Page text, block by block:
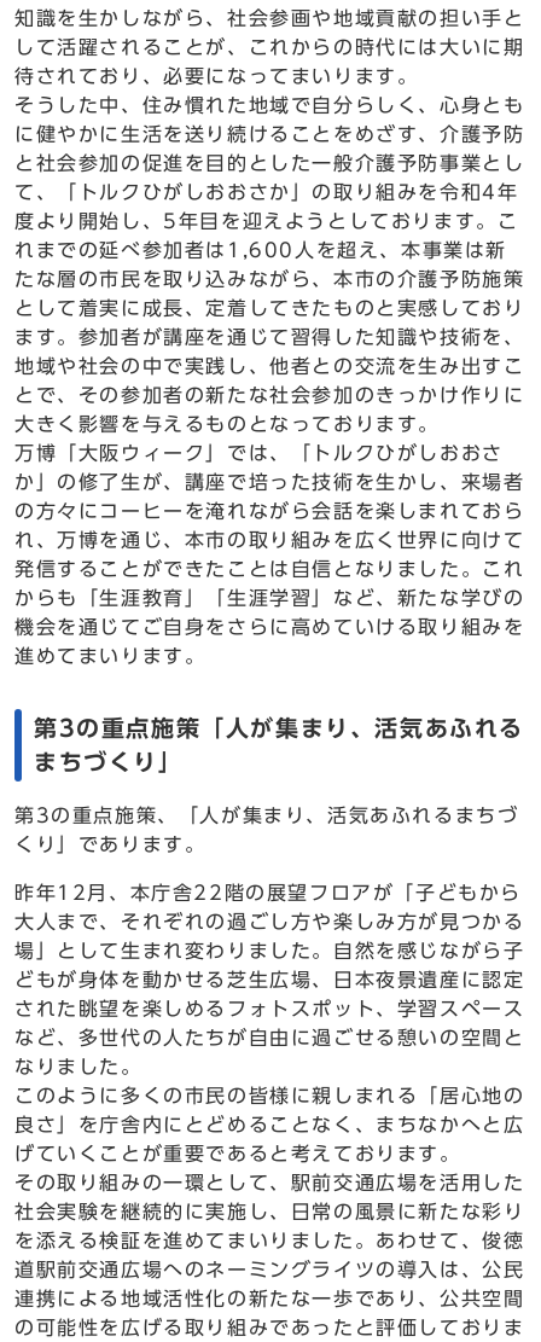
知識を生かしながら、社会参画や地域貢献の担い手と
して活躍されることが、これからの時代には大いに期
待されており、必要になってまいります。
そうした中、住み慣れた地域で自分らしく、心身とも
に健やかに生活を送り続けることをめざす、介護予防
と社会参加の促進を目的とした一般介護予防事業とし
て、「トルクひがしおおさか」の取り組みを令和4年
度より開始し、5年目を迎えようとしております。こ
れまでの延べ参加者は1,600人を超え、本事業は新
たな層の市民を取り込みながら、本市の介護予防施策
として着実に成長、定着してきたものと実感しており
ます。参加者が講座を通じて習得した知識や技術を、
地域や社会の中で実践し、他者との交流を生み出すこ
とで、その参加者の新たな社会参加のきっかけ作りに
大きく影響を与えるものとなっております。
万博「大阪ウィーク」では、「トルクひがしおおさ
か」の修了生が、講座で培った技術を生かし、来場者
の方々にコーヒーを淹れながら会話を楽しまれておら
れ、万博を通じ、本市の取り組みを広く世界に向けて
発信することができたことは自信となりました。これ
からも「生涯教育」「生涯学習」など、新たな学びの
機会を通じてご自身をさらに高めていける取り組みを
進めてまいります。
第3の重点施策「人が集まり、活気あふれる
まちづくり」
第3の重点施策、「人が集まり、活気あふれるまちづ
くり」であります。
昨年12月、本庁舎22階の展望フロアが「子どもから
大人まで、それぞれの過ごし方や楽しみ方が見つかる
場」として生まれ変わりました。自然を感じながら子
どもが身体を動かせる芝生広場、日本夜景遺産に認定
された眺望を楽しめるフォトスポット、学習スペース
など、多世代の人たちが自由に過ごせる憩いの空間と
なりました。
このように多くの市民の皆様に親しまれる「居心地の
良さ」を庁舎内にとどめることなく、まちなかへと広
げていくことが重要であると考えております。
その取り組みの一環として、駅前交通広場を活用した
社会実験を継続的に実施し、日常の風景に新たな彩り
を添える検証を進めてまいりました。あわせて、俊徳
道駅前交通広場へのネーミングライツの導入は、公民
連携による地域活性化の新たな一歩であり、公共空間
の可能性を広げる取り組みであったと評価しておりま